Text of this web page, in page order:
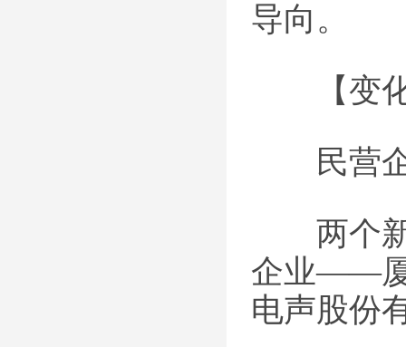
导向。
【变化
民营企
两个新
企业——厦
电声股份